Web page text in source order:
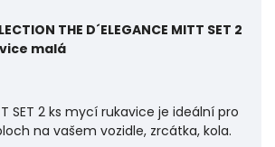
THE D´ELEGANCE MITT SET 2
malá
SET 2 ks mycí rukavice je ideální pro
na vašem vozidle, zrcátka, kola.